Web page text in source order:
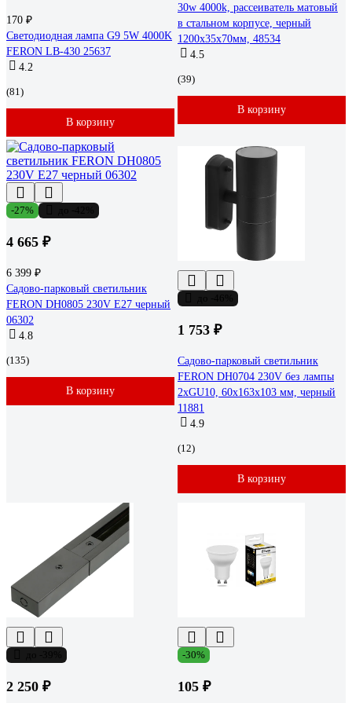
170 ₽
Светодиодная лампа G9 5W 4000K
FERON LB-430 25637
4.2
(81)
В корзину
30w 4000k, рассеиватель матовый
в стальном корпусе, черный
1200x35x70мм, 48534
4.5
(39)
В корзину
-27%
4 665 ₽
6 399 ₽
Садово-парковый светильник
FERON DH0805 230V E27 черный
06302
4.8
(135)
В корзину
1 753 ₽
Садово-парковый светильник
FERON DH0704 230V без лампы
2хGU10, 60х163х103 мм, черный
11881
4.9
(12)
В корзину
2 250 ₽
-30%
105 ₽